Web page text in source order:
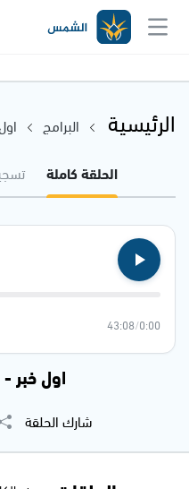
الرئيسية البرامج
الحلقة كاملة
0:00
/
43:08
اول خبر - 28.08.2023
شارك الحلقة